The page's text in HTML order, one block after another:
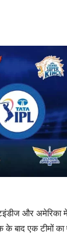
और अमेरिका में
बाद एक टीमों का